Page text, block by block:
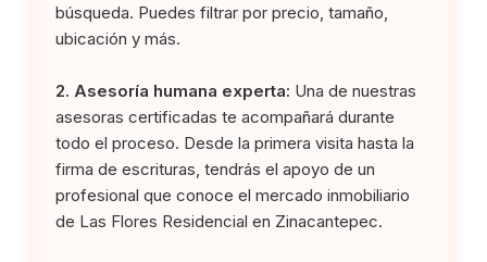
búsqueda. Puedes filtrar por precio, tamaño,
ubicación y más.
2. Asesoría humana experta: Una de nuestras
asesoras certificadas te acompañará durante
todo el proceso. Desde la primera visita hasta la
firma de escrituras, tendrás el apoyo de un
profesional que conoce el mercado inmobiliario
de Las Flores Residencial en Zinacantepec.